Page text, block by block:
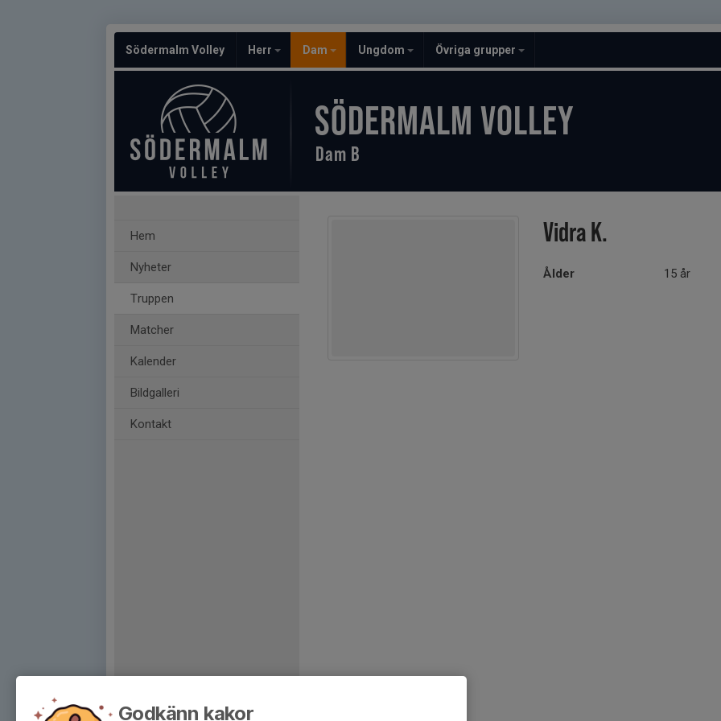
Södermalm Volley Herr Dam Ungdom Övriga grupper
SÖDERMALM VOLLEY
Dam B
Hem
Nyheter
Truppen
Matcher
Kalender
Bildgalleri
Kontakt
Vidra K.
Ålder 15 år
Godkänn kakor